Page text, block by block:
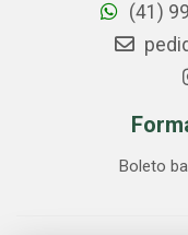
(41)
Boleto